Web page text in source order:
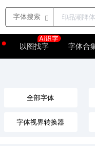
以图找字 字体合
全部字体
字体视界转换器